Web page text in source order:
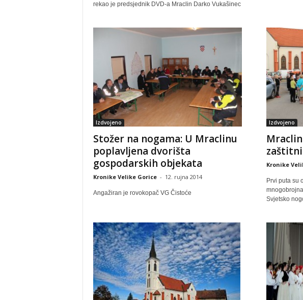
rekao je predsjednik DVD-a Mraclin Darko Vukašinec
Izdvojeno
Stožer na nogama: U Mraclinu
poplavljena dvorišta
gospodarskih objekata
Kronike Velike Gorice - 12. rujna 2014
Angažiran je rovokopač VG Čistoće
Izdvojeno
Kronike
Prvi puta su
Svjetsko